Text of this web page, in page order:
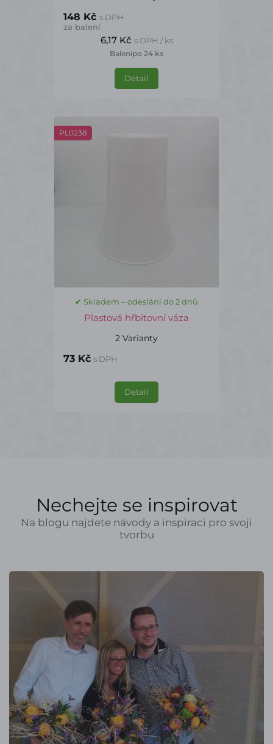
148 Kč s DPH
za balení
6,17 Kč s DPH / ks
Balenípo 24 ks
Detail
PL0238
✔ Skladem – odeslání do 2 dnů
Plastová hřbitovní váza
2 Varianty
73 Kč s DPH
Detail
Nechejte se inspirovat
Na blogu najdete návody a inspiraci pro svoji
tvorbu